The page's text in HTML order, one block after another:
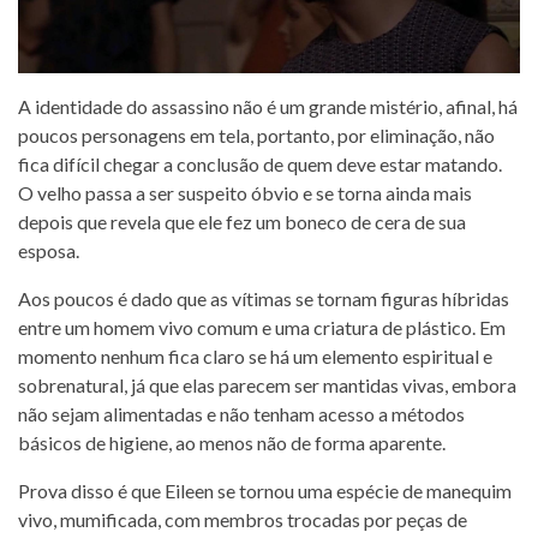
A identidade do assassino não é um grande mistério, afinal, há
poucos personagens em tela, portanto, por eliminação, não
fica difícil chegar a conclusão de quem deve estar matando.
O velho passa a ser suspeito óbvio e se torna ainda mais
depois que revela que ele fez um boneco de cera de sua
esposa.
Aos poucos é dado que as vítimas se tornam figuras híbridas
entre um homem vivo comum e uma criatura de plástico. Em
momento nenhum fica claro se há um elemento espiritual e
sobrenatural, já que elas parecem ser mantidas vivas, embora
não sejam alimentadas e não tenham acesso a métodos
básicos de higiene, ao menos não de forma aparente.
Prova disso é que Eileen se tornou uma espécie de manequim
vivo, mumificada, com membros trocadas por peças de